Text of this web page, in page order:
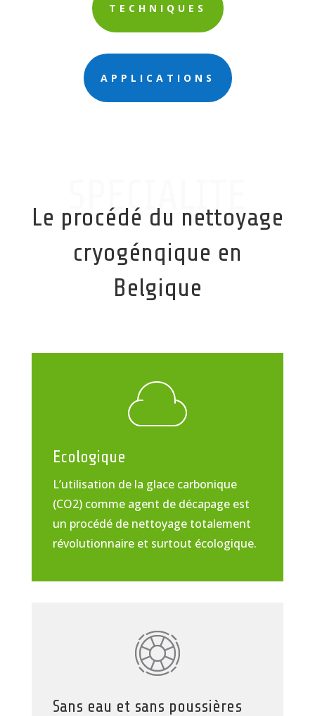
TECHNIQUES
APPLICATIONS
SPECIALITE
Le procédé du nettoyage
cryogénqique en
Belgique
Ecologique
L’utilisation de la glace carbonique
(CO2) comme agent de décapage est
un procédé de nettoyage totalement
révolutionnaire et surtout écologique.
Sans eau et sans poussières